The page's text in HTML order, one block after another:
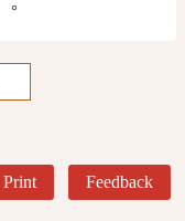
Print Feedback